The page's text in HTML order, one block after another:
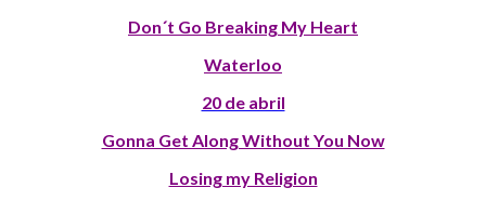
Don´t Go Breaking My Heart
Waterloo
20 de abril
Gonna Get Along Without You Now
Losing my Religion